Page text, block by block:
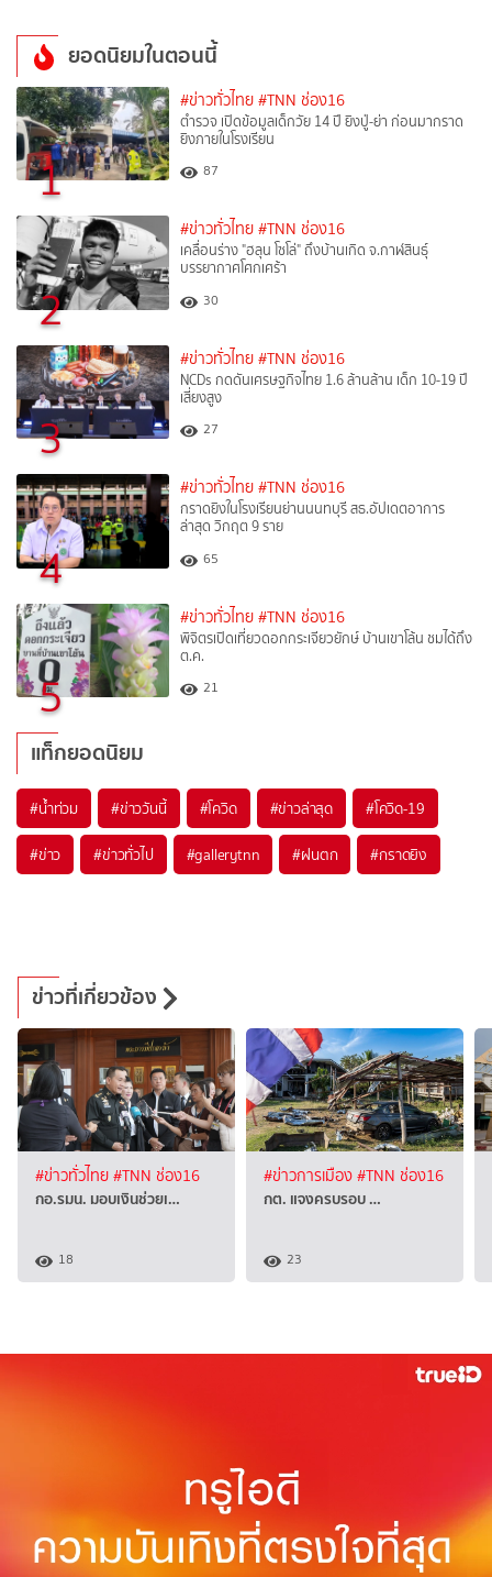
ยอดนิยมในตอนนี้
1
#ข่าวทั่วไทย #TNN ช่อง16
ตำรวจ เปิดข้อมูลเด็กวัย 14 ปี ยิงปู่-ย่า ก่อนมากราด
ยิงภายในโรงเรียน
87
2
#ข่าวทั่วไทย #TNN ช่อง16
เคลื่อนร่าง "ฮลุน โซโล่" ถึงบ้านเกิด จ.กาฬสินธุ์
บรรยากาศโศกเศร้า
30
3
#ข่าวทั่วไทย #TNN ช่อง16
NCDs กดดันเศรษฐกิจไทย 1.6 ล้านล้าน เด็ก 10-19 ปี
เสี่ยงสูง
27
4
#ข่าวทั่วไทย #TNN ช่อง16
กราดยิงในโรงเรียนย่านนนทบุรี สธ.อัปเดตอาการ
ล่าสุด วิกฤต 9 ราย
65
5
#ข่าวทั่วไทย #TNN ช่อง16
พิจิตรเปิดเที่ยวดอกกระเจียวยักษ์ บ้านเขาโล้น ชมได้ถึง
ต.ค.
21
แท็กยอดนิยม
#น้ำท่วม #ข่าววันนี้ #โควิด #ข่าวล่าสุด #โควิด-19
#ข่าว #ข่าวทั่วไป #gallerytnn #ฝนตก #กราดยิง
ข่าวที่เกี่ยวข้อง
#ข่าวทั่วไทย#TNN ช่อง16
กอ.รมน. มอบเงินช่วยเ…
18
#ข่าวการเมือง#TNN ช่อง16
กต. แจงครบรอบ …
23